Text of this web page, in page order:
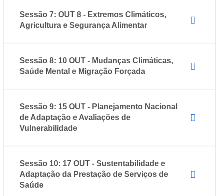
Sessão 7: OUT 8 - Extremos Climáticos,
Agricultura e Segurança Alimentar
Sessão 8: 10 OUT - Mudanças Climáticas,
Saúde Mental e Migração Forçada
Sessão 9: 15 OUT - Planejamento Nacional
de Adaptação e Avaliações de
Vulnerabilidade
Sessão 10: 17 OUT - Sustentabilidade e
Adaptação da Prestação de Serviços de
Saúde